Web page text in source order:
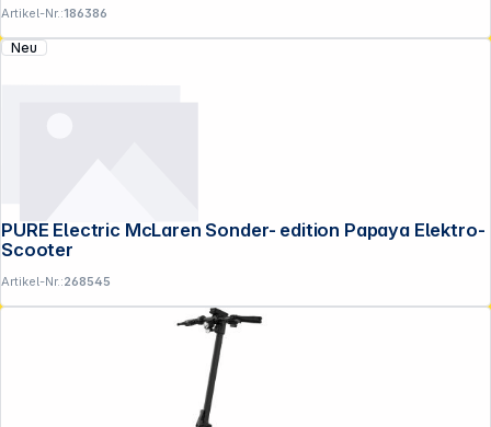
Artikel-Nr.:186386
Neu
PURE Electric McLaren Sonder- edition Papaya Elektro-
Scooter
Artikel-Nr.:268545